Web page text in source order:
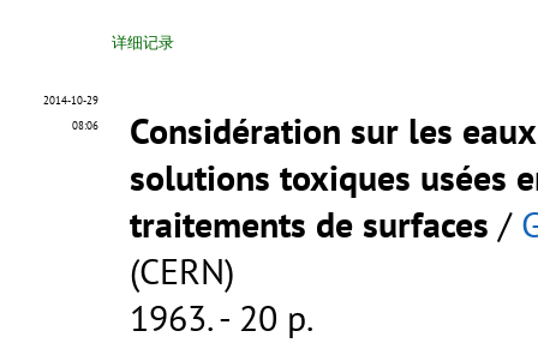
详细记录
2014-10-29
08:06
Considération sur les
solutions toxiques usées
traitements de surfaces /
(CERN)
1963. - 20 p.